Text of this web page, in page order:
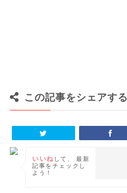
この記事をシェアする
いいね して、
最新
記事をチェックし
よう！